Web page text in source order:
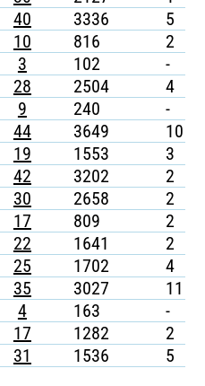
40 3336 5
10 816 2
3 102 -
28 2504 4
9 240 -
44 3649 10
19 1553 3
42 3202 2
30 2658 2
17 809 2
22 1641 2
25 1702 4
35 3027 11
4 163 -
17 1282 2
31 1536 5